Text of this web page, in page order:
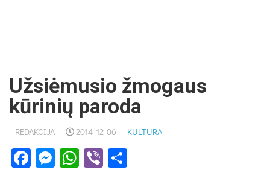
Užsiėmusio žmogaus
kūrinių paroda
REDAKCIJA 2014-12-06 KULTŪRA
Facebook
Messenger
WhatsApp
Viber